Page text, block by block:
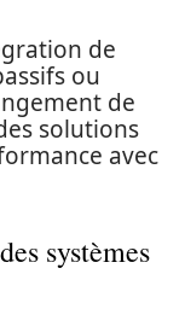
de
ou
de
solutions
avec
systèmes